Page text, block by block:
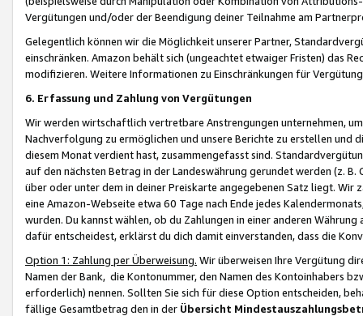
Vergütungen und/oder der Beendigung deiner Teilnahme am
Gelegentlich können wir die Möglichkeit unserer Partner,
einschränken. Amazon behält sich (ungeachtet etwaiger Fristen) das
modifizieren. Weitere Informationen zu Einschränkungen für
6. Erfassung und Zahlung von Vergütungen
Wir werden wirtschaftlich vertretbare Anstrengungen unternehmen,
Nachverfolgung zu ermöglichen und unsere Berichte zu erstellen und
diesem Monat verdient hast, zusammengefasst sind.
auf den nächsten Betrag in der Landeswährung gerundet werden (z.
über oder unter dem in deiner Preiskarte angegebenen Satz liegt.
eine Amazon-Webseite etwa 60 Tage nach Ende jedes
wurden. Du kannst wählen, ob du Zahlungen in einer anderen
dafür entscheidest, erklärst du dich damit einverstanden, dass die
Option 1: Zahlung per Überweisung. Wir überweisen Ihre Vergütung
Namen der Bank, die Kontonummer, den Namen des Kontoinhabers
erforderlich) nennen. Sollten Sie sich für diese Option entscheiden,
fällige Gesamtbetrag den in der Übersicht